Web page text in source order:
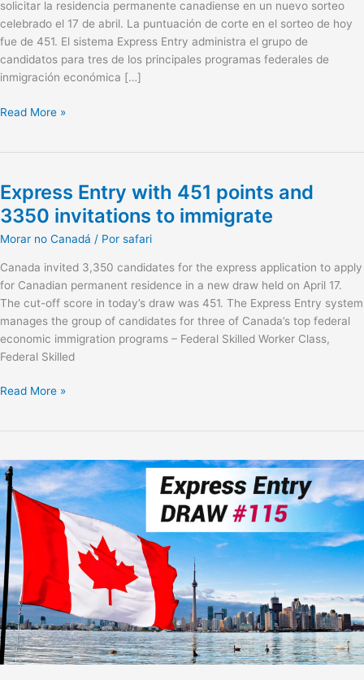
solicitar la residencia permanente canadiense en un nuevo sorteo
celebrado el 17 de abril. La puntuación de corte en el sorteo de hoy
fue de 451. El sistema Express Entry administra el grupo de
candidatos para tres de los principales programas federales de
inmigración económica […]
y
3350
invitaciones
para
inmigrar
Read More »
Express Entry with 451 points and
3350 invitations to immigrate
Morar no Canadá / Por safari
Canada invited 3,350 candidates for the express application to apply
for Canadian permanent residence in a new draw held on April 17.
The cut-off score in today’s draw was 451. The Express Entry system
manages the group of candidates for three of Canada’s top federal
economic immigration programs – Federal Skilled Worker Class,
Federal Skilled
Express
Entry
with
451
and
Read More »
Sorteio
do
Express
Entry
com
451
pontos
e
3350
convites
para
imigrar